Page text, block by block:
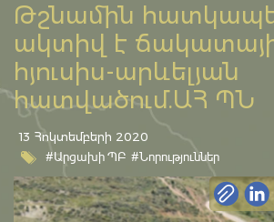
Թշնամին
ակտիվ է
հյուսիս-արևելյան
հատվածում.ԱՀ ՊՆ
13 Հոկտեմբերի 2020
#Արցախի ՊԲ #Նորություններ